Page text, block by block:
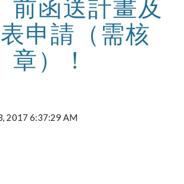
前函送計畫及
申請（需核
章）！
2017 6:37:29 AM